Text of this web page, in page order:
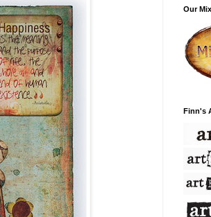
Our
Finn's